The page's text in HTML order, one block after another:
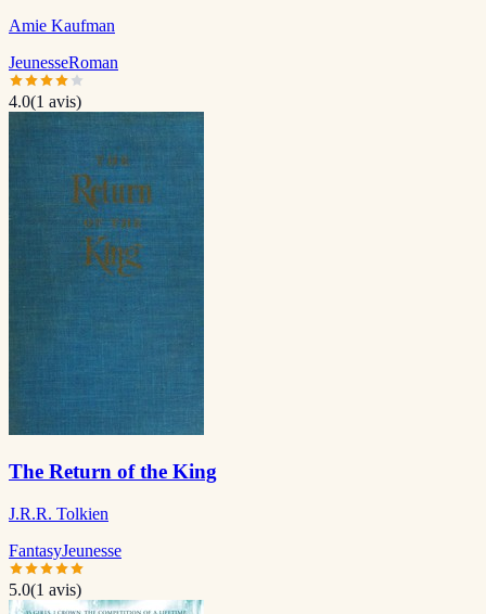
Amie Kaufman
JeunesseRoman
4.0(1 avis)
The Return of the King
J.R.R. Tolkien
FantasyJeunesse
5.0(1 avis)